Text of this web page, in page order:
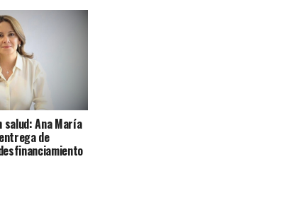
salud: Ana María
de